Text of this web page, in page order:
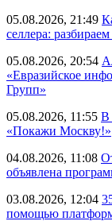
05.08.2026, 21:49
селлера:
05.08.2026, 20:54
«Евразийское
Групп»
05.08.2026, 11:55 В
«Покажи Москву!»
04.08.2026, 11:08
объявлена
03.08.2026, 12:04
помощью